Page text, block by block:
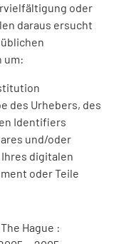
oder
daraus ersucht
um:
des Urhebers, des
Identifiers
und/oder
digitalen
oder Teile
Hague :